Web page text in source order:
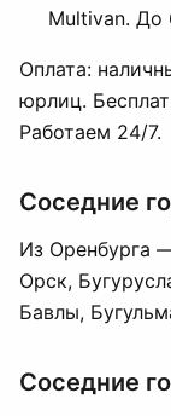
Multivan. До
Оплата:
юрлиц.
Работаем 24/7.
Соседние
Из Оренбурга
Орск,
Бавлы,
Соседние